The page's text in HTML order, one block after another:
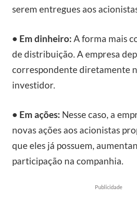
serem entregues aos
• Em dinheiro: A forma mais
de distribuição. A empresa
correspondente diretamente
investidor.
• Em ações: Nesse caso, a
novas ações aos acionistas
que eles já possuem,
participação na companhia.
Publicidade